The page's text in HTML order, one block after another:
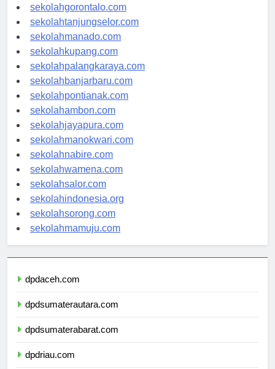
sekolahkendari.com
sekolahgorontalo.com
sekolahtanjungselor.com
sekolahmanado.com
sekolahkupang.com
sekolahpalangkaraya.com
sekolahbanjarbaru.com
sekolahpontianak.com
sekolahambon.com
sekolahjayapura.com
sekolahmanokwari.com
sekolahnabire.com
sekolahwamena.com
sekolahsalor.com
sekolahindonesia.org
sekolahsorong.com